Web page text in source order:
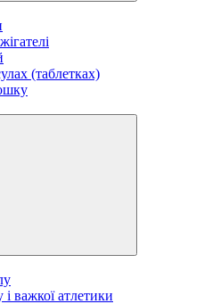
(таблетках)
важкої атлетики